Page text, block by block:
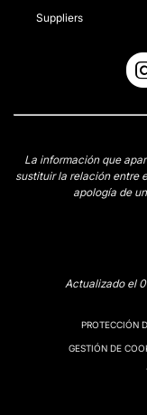
Suppliers
La información que
sustituir la relación entre
apología de
Actualizado el
PROTECCIÓN
GESTIÓN DE